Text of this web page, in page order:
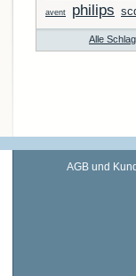
avent
philips
Alle
AGB und